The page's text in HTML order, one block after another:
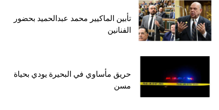
تأبين الماكيير محمد عبدالحميد بحضور
الفنانين
حريق مأساوي في البحيرة يودي بحياة
مسن